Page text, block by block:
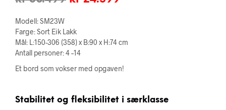
var:
kr 30.499.kr 24.399.
Modell: SM23W
Farge: Sort Eik Lakk
Mål: L:150-306 (358) x B:90 x H:74 cm
Antall personer: 4 –14
Et bord som vokser med opgaven!
Stabilitet og fleksibilitet i særklasse